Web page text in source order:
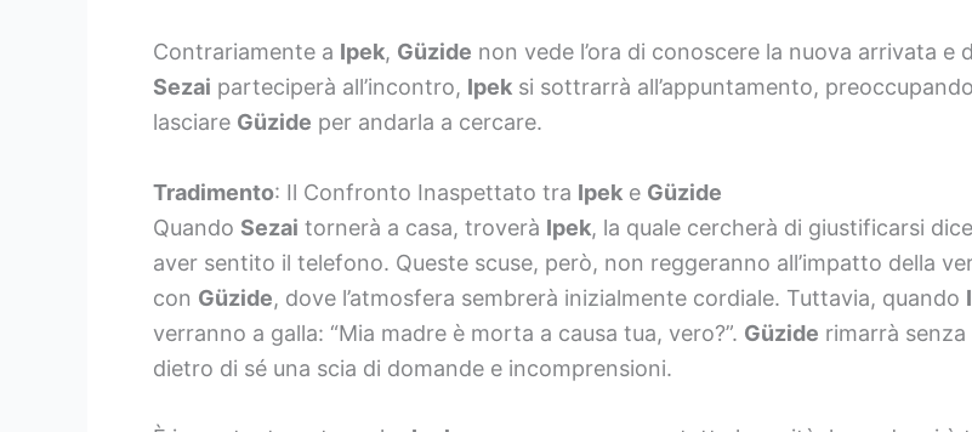
Contrariamente a Ipek, Güzide non vede l’ora di conoscere la nuova arrivata
Sezai parteciperà all’incontro, Ipek si sottrarrà all’appuntamento, preoccupando
lasciare Güzide per andarla a cercare.
Tradimento: Il Confronto Inaspettato tra Ipek e Güzide
Quando Sezai tornerà a casa, troverà Ipek, la quale cercherà di giustificarsi
aver sentito il telefono. Queste scuse, però, non reggeranno all’impatto della
con Güzide, dove l’atmosfera sembrerà inizialmente cordiale. Tuttavia, quando
verranno a galla: “Mia madre è morta a causa tua, vero?”. Güzide rimarrà senza
dietro di sé una scia di domande e incomprensioni.